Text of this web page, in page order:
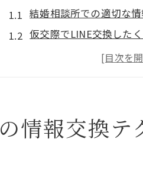
結婚相談所での適切な
仮交際でLINE交換した
連絡先交換時に心がけ
LINE交換の理想的タイミン
結婚相談所でのLINE交
情報交換テ